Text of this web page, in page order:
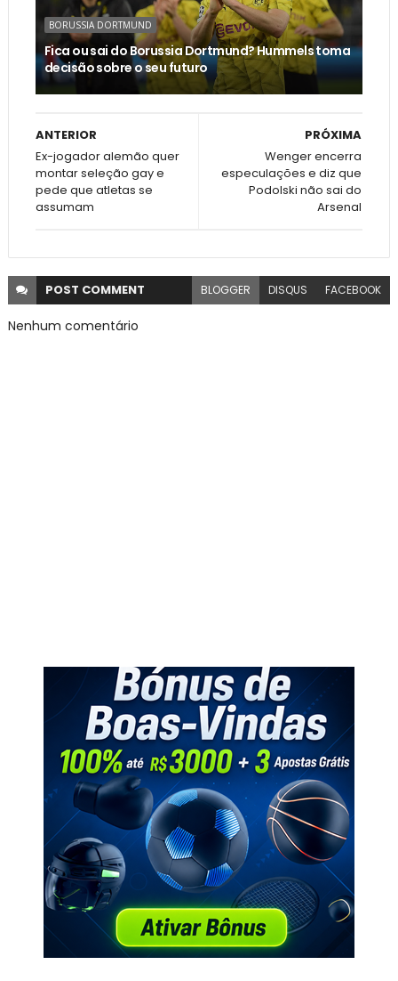
BORUSSIA DORTMUND
Fica ou sai do Borussia Dortmund? Hummels toma
decisão sobre o seu futuro
PRÓXIMA
Wenger encerra
especulações e diz que
Podolski não sai do
Arsenal
ANTERIOR
Ex-jogador alemão quer
montar seleção gay e
pede que atletas se
assumam
POST COMMENT BLOGGER DISQUS FACEBOOK
Nenhum comentário